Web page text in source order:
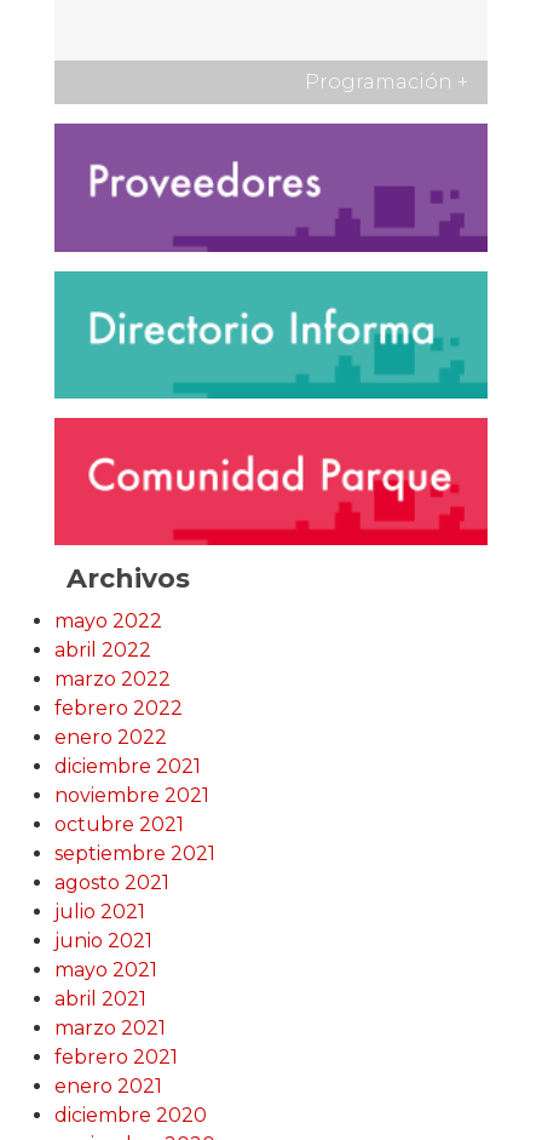
Programación +
Archivos
mayo 2022
abril 2022
marzo 2022
febrero 2022
enero 2022
diciembre 2021
noviembre 2021
octubre 2021
septiembre 2021
agosto 2021
julio 2021
junio 2021
mayo 2021
abril 2021
marzo 2021
febrero 2021
enero 2021
diciembre 2020